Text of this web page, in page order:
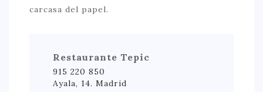
carcasa del papel.
Restaurante Tepic
915 220 850
Ayala, 14. Madrid